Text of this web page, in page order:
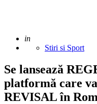
Adaugat
in
Stiri si Sport
Se lansează
platformă care
REVISAL în